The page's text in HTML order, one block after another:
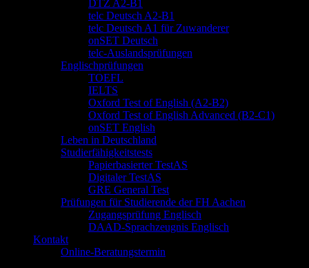
DTZ A2-B1
telc Deutsch A2-B1
telc Deutsch A1 für Zuwanderer
onSET Deutsch
telc-Auslandsprüfungen
Englischprüfungen
TOEFL
IELTS
Oxford Test of English (A2-B2)
Oxford Test of English Advanced (B2-C1)
onSET English
Leben in Deutschland
Studierfähigkeitstests
Papierbasierter TestAS
Digitaler TestAS
GRE General Test
Prüfungen für Studierende der FH Aachen
Zugangsprüfung Englisch
DAAD-Sprachzeugnis Englisch
Kontakt
Online-Beratungstermin